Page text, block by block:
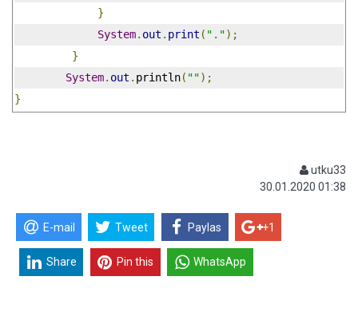
}
System. out . print ( ".");
}
System. out . println( "");
}
utku33
30.01.2020 01:38
E-mail Tweet Paylas +1
Share Pin this WhatsApp